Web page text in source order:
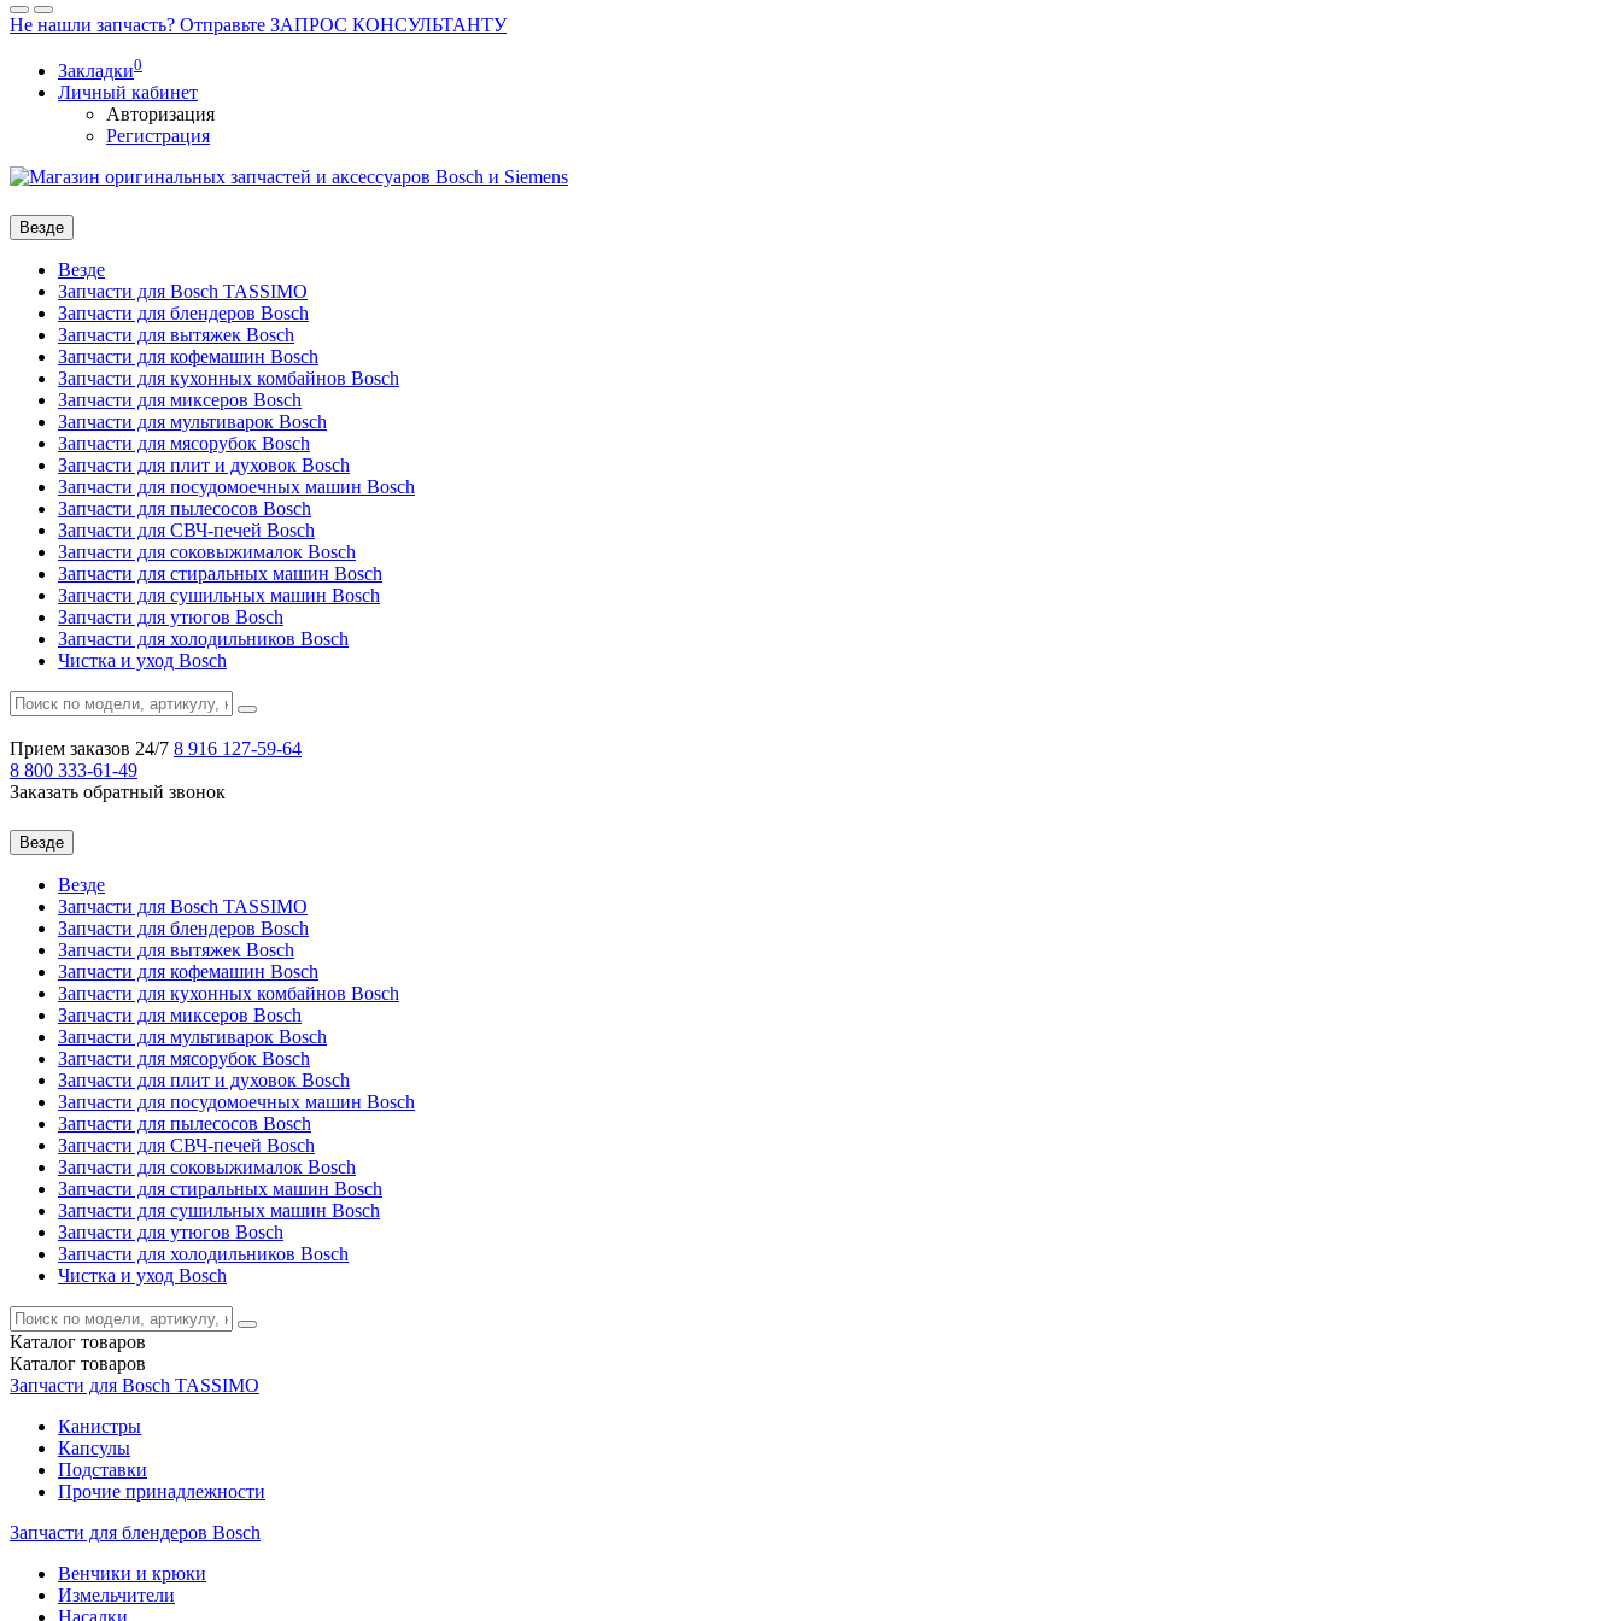
Не нашли запчасть? Отправьте ЗАПРОС КОНСУЛЬТАНТУ
Закладки0
Личный кабинет
Авторизация
Регистрация
Везде
Везде
Запчасти для Bosch TASSIMO
Запчасти для блендеров Bosch
Запчасти для вытяжек Bosch
Запчасти для кофемашин Bosch
Запчасти для кухонных комбайнов Bosch
Запчасти для миксеров Bosch
Запчасти для мультиварок Bosch
Запчасти для мясорубок Bosch
Запчасти для плит и духовок Bosch
Запчасти для посудомоечных машин Bosch
Запчасти для пылесосов Bosch
Запчасти для СВЧ-печей Bosch
Запчасти для соковыжималок Bosch
Запчасти для стиральных машин Bosch
Запчасти для сушильных машин Bosch
Запчасти для утюгов Bosch
Запчасти для холодильников Bosch
Чистка и уход Bosch
Прием заказов 24/7 8 916 127-59-64
8 800 333-61-49
Заказать обратный звонок
Везде
Везде
Запчасти для Bosch TASSIMO
Запчасти для блендеров Bosch
Запчасти для вытяжек Bosch
Запчасти для кофемашин Bosch
Запчасти для кухонных комбайнов Bosch
Запчасти для миксеров Bosch
Запчасти для мультиварок Bosch
Запчасти для мясорубок Bosch
Запчасти для плит и духовок Bosch
Запчасти для посудомоечных машин Bosch
Запчасти для пылесосов Bosch
Запчасти для СВЧ-печей Bosch
Запчасти для соковыжималок Bosch
Запчасти для стиральных машин Bosch
Запчасти для сушильных машин Bosch
Запчасти для утюгов Bosch
Запчасти для холодильников Bosch
Чистка и уход Bosch
Каталог товаров
Каталог товаров
Запчасти для Bosch TASSIMO
Канистры
Капсулы
Подставки
Прочие принадлежности
Запчасти для блендеров Bosch
Венчики и крюки
Измельчители